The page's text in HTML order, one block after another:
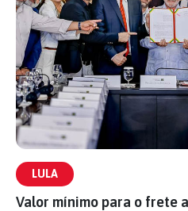
LULA
Valor mínimo para o frete